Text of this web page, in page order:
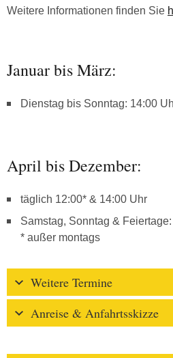
Weitere Informationen finden Sie
Januar bis März:
Dienstag bis Sonntag: 14:00
April bis Dezember:
täglich 12:00* & 14:00 Uhr
Samstag, Sonntag &
* außer montags
Weitere Termine
Anreise & Anfahrtsskizze